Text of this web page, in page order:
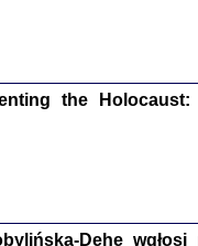
i Materiały
R. 2021
the
Dehe